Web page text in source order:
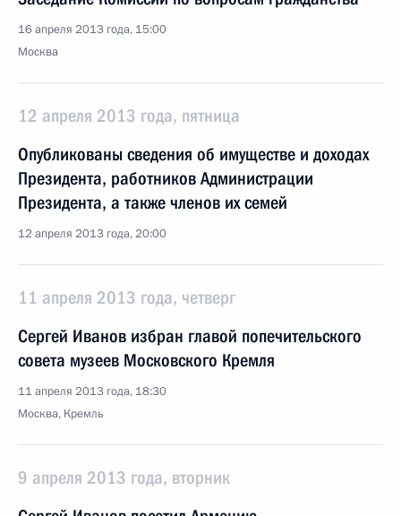
16 апреля 2013 года, 15:00
Москва
12 апреля 2013 года, пятница
Опубликованы сведения об имуществе и доходах
Президента, работников Администрации
Президента, а также членов их семей
12 апреля 2013 года, 20:00
11 апреля 2013 года, четверг
Сергей Иванов избран главой попечительского
совета музеев Московского Кремля
11 апреля 2013 года, 18:30
Москва, Кремль
9 апреля 2013 года, вторник